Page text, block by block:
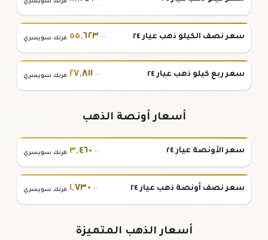
سعر نصف الكيلو ذهب عيار ٢٤ ٥٥,٦٢٣.٠٠ فرنك سويسري
سعر ربع كيلو ذهب عيار ٢٤ ٢٧,٨١١.٠٠ فرنك سويسري
أسعار أونصة الذهب
سعر الأونصة عيار ٢٤ ٣,٤٦٠.٠٠ فرنك سويسري
سعر نصف أونصة ذهب عيار ٢٤ ١,٧٣٠.٠٠ فرنك سويسري
أسعار الذهب المتميزة